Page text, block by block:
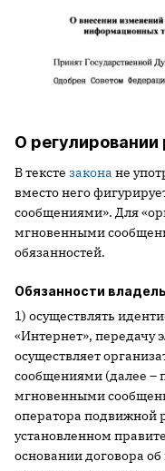
О
В тексте закона не
вместо него
сообщениями». Для
мгновенными
обязанностей.
Обязанности
1) осуществлять
«Интернет», передачу
осуществляет
сообщениями (далее –
мгновенными
оператора подвижной
установленном
основании договора